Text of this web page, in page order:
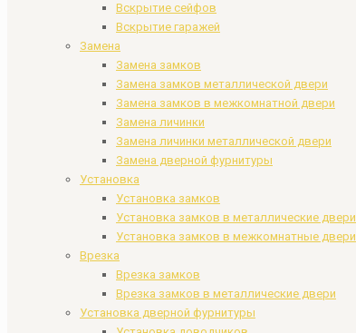
Вскрытие сейфов
Вскрытие гаражей
Замена
Замена замков
Замена замков металлической двери
Замена замков в межкомнатной двери
Замена личинки
Замена личинки металлической двери
Замена дверной фурнитуры
Установка
Установка замков
Установка замков в металлические двери
Установка замков в межкомнатные двери
Врезка
Врезка замков
Врезка замков в металлические двери
Установка дверной фурнитуры